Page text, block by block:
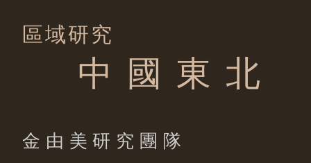
區域研究
中 國 東 北
​金由美研究團隊